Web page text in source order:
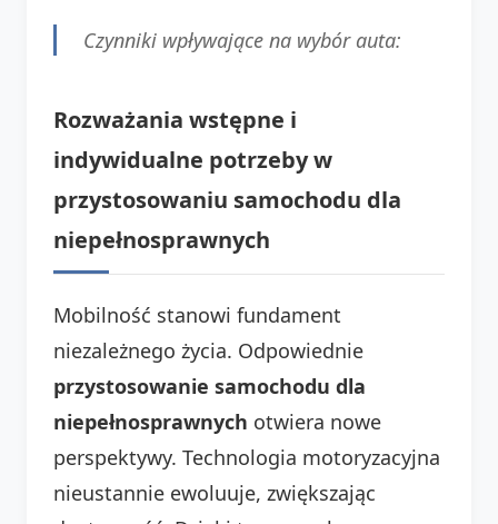
Czynniki wpływające na wybór auta:
Rozważania wstępne i
indywidualne potrzeby w
przystosowaniu samochodu dla
niepełnosprawnych
Mobilność stanowi fundament
niezależnego życia. Odpowiednie
przystosowanie samochodu dla
niepełnosprawnych otwiera nowe
perspektywy. Technologia motoryzacyjna
nieustannie ewoluuje, zwiększając